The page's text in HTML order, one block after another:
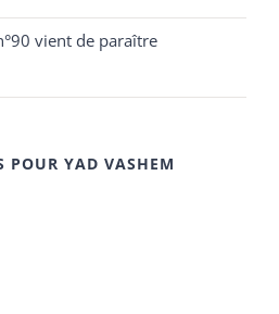
vient de paraître
POUR YAD VASHEM